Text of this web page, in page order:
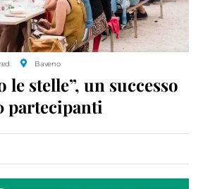
Baveno
le stelle”, un successo
partecipanti